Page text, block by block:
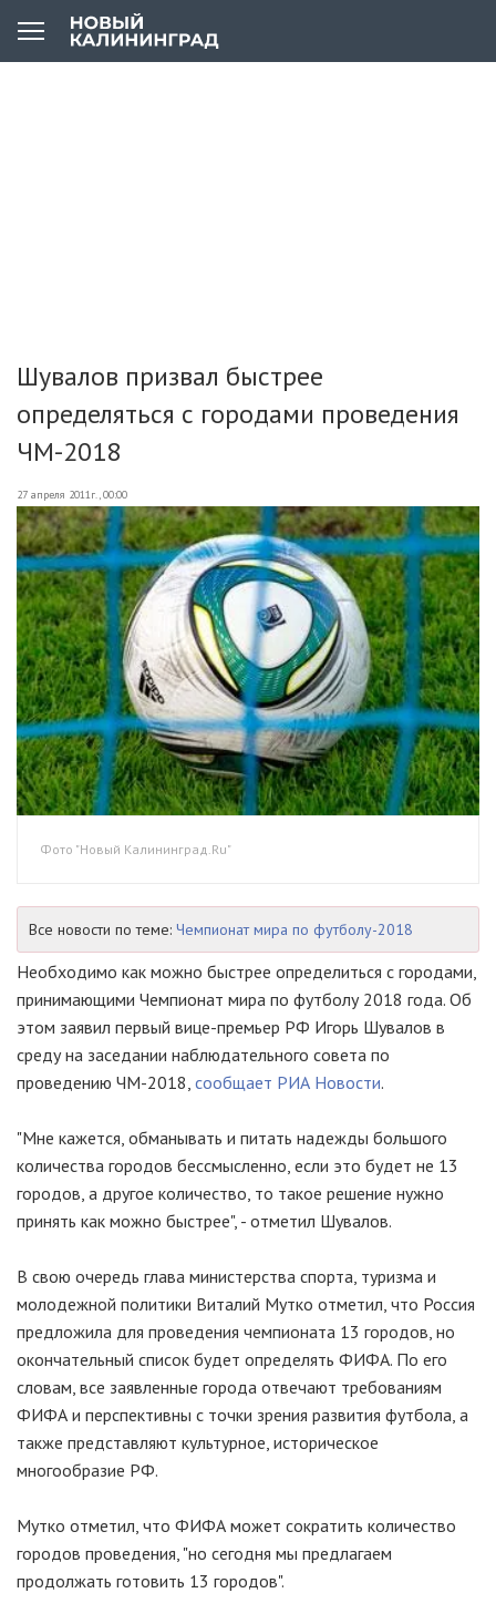
Шувалов призвал быстрее
определяться с городами проведения
ЧМ-2018
27 апреля 2011г., 00:00
Фото "Новый Калининград.Ru"
Все новости по теме: Чемпионат мира по футболу-2018
Необходимо как можно быстрее определиться с городами,
принимающими Чемпионат мира по футболу 2018 года. Об
этом заявил первый вице-премьер РФ Игорь Шувалов в
среду на заседании наблюдательного совета по
проведению ЧМ-2018, сообщает РИА Новости.
"Мне кажется, обманывать и питать надежды большого
количества городов бессмысленно, если это будет не 13
городов, а другое количество, то такое решение нужно
принять как можно быстрее", - отметил Шувалов.
В свою очередь глава министерства спорта, туризма и
молодежной политики Виталий Мутко отметил, что Россия
предложила для проведения чемпионата 13 городов, но
окончательный список будет определять ФИФА. По его
словам, все заявленные города отвечают требованиям
ФИФА и перспективны с точки зрения развития футбола, а
также представляют культурное, историческое
многообразие РФ.
Мутко отметил, что ФИФА может сократить количество
городов проведения, "но сегодня мы предлагаем
продолжать готовить 13 городов".